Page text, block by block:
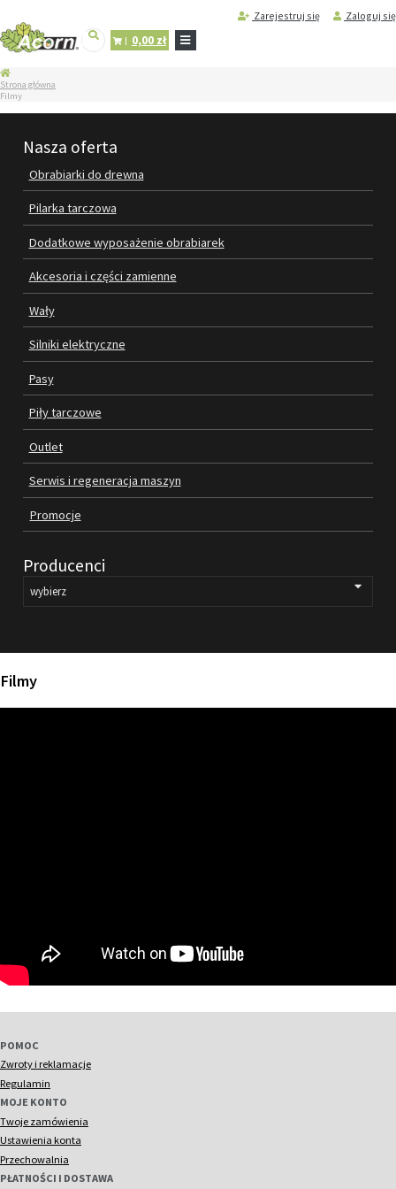
Zarejestruj się Zaloguj się
0,00 zł
STRONA
GŁÓWNA
SERWIS
REGENERACJA
PRODUKTY
OBRABIARKI DO DREWNA
PILARKA TARCZOWA
DODATKOWE WYPOSAŻENIE
OBRABIAREK
AKCESORIA I CZĘŚCI ZAMIENNE
WAŁY
SILNIKI ELEKTRYCZNE
PASY
PIŁY TARCZOWE
OUTLET
SERWIS I REGENERACJA MASZYN
REGULAMIN
KATALOGI
OBRABIARKI DO DREWNA
Strona główna
Filmy
Nasza oferta
Obrabiarki do drewna
Pilarka tarczowa
Dodatkowe wyposażenie obrabiarek
Akcesoria i części zamienne
Wały
Silniki elektryczne
Pasy
Piły tarczowe
Outlet
Serwis i regeneracja maszyn
Promocje
Producenci
Filmy
POMOC
Zwroty i reklamacje
Regulamin
MOJE KONTO
Twoje zamówienia
Ustawienia konta
Przechowalnia
PŁATNOŚCI I DOSTAWA